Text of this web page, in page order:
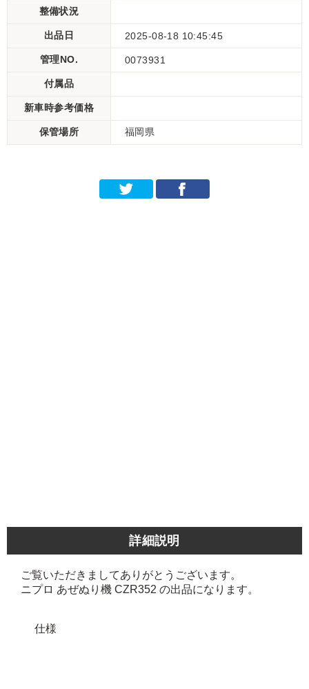
整備状況
出品日 2025-08-18 10:45:45
管理NO. 0073931
付属品
新車時参考価格
保管場所 福岡県
詳細説明
ご覧いただきましてありがとうございます。
ニプロ あぜぬり機 CZR352 の出品になります。
仕様